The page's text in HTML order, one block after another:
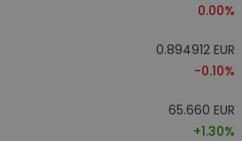
0.00%
0.894912 EUR
-0.10%
65.660 EUR
+1.30%